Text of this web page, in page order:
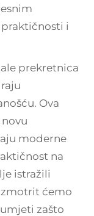
i
prekretnica
Ova
moderne
na
istražili
ćemo
zašto